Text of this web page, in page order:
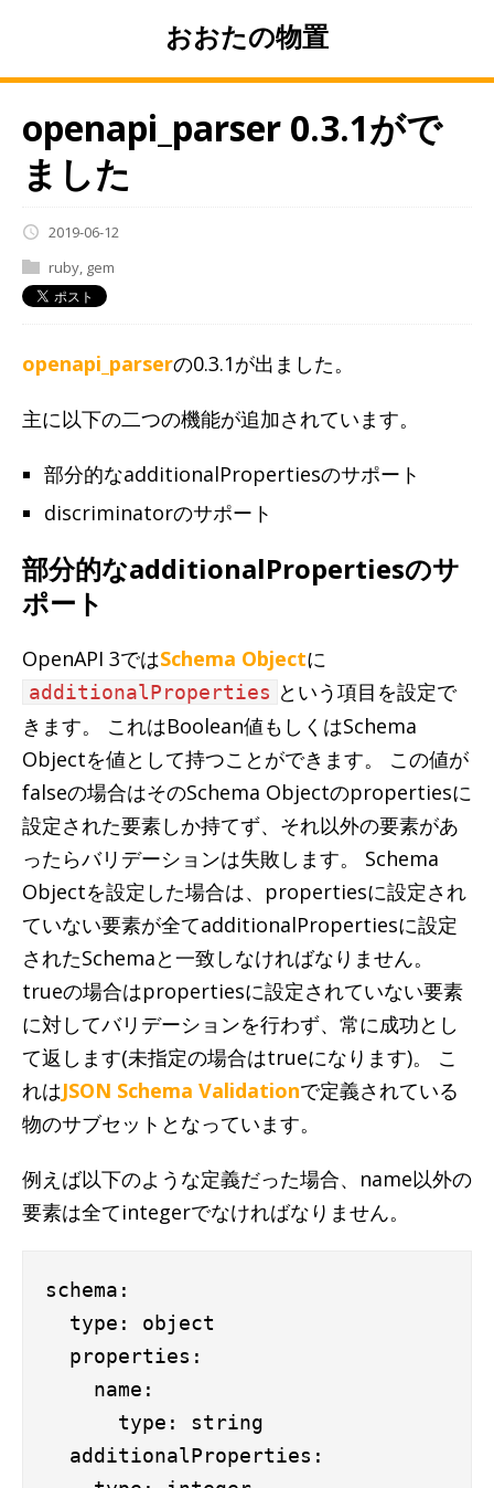
おおたの物置
openapi_parser 0.3.1がで
ました
2019-06-12
ruby gem
openapi_parserの0.3.1が出ました。
主に以下の二つの機能が追加されています。
部分的なadditionalPropertiesのサポート
discriminatorのサポート
部分的なadditionalPropertiesのサ
ポート
OpenAPI 3ではSchema Objectに
additionalProperties という項目を設定で
きます。 これはBoolean値もしくはSchema
Objectを値として持つことができます。 この値が
falseの場合はそのSchema Objectのpropertiesに
設定された要素しか持てず、それ以外の要素があ
ったらバリデーションは失敗します。 Schema
Objectを設定した場合は、propertiesに設定され
ていない要素が全てadditionalPropertiesに設定
されたSchemaと一致しなければなりません。
trueの場合はpropertiesに設定されていない要素
に対してバリデーションを行わず、常に成功とし
て返します(未指定の場合はtrueになります)。 こ
れはJSON Schema Validationで定義されている
物のサブセットとなっています。
例えば以下のような定義だった場合、name以外の
要素は全てintegerでなければなりません。
schema:
  type: object
  properties:
    name:
      type: string
  additionalProperties: